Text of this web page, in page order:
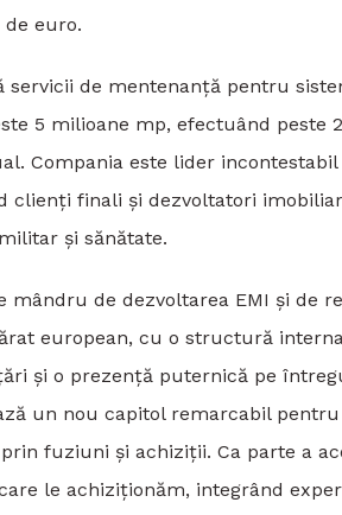
euro.
servicii de mentenanță pentru
5 milioane mp, efectuând peste
Compania este lider
clienți finali și dezvoltatori
și sănătate.
mândru de dezvoltarea EMI și de
european, cu o structură
și o prezență puternică pe
un nou capitol remarcabil
fuziuni și achiziții. Ca parte a
le achiziționăm, integrând